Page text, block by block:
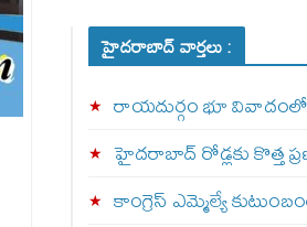
హైదరాబాద్ వార్తలు :
రాయదుర్గం భూ
హైదరాబాద్ రోడ్లకు కొత్త
కాంగ్రెస్ ఎమ్మెల్యే